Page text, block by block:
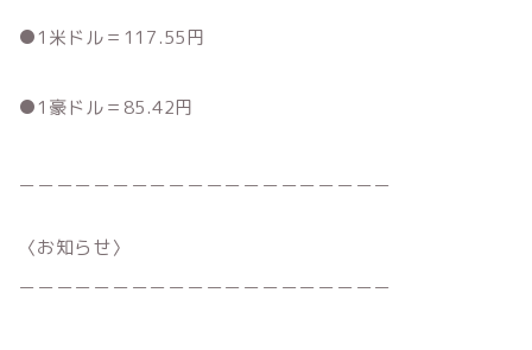
●1米ドル＝117.55円
●1豪ドル＝85.42円
〈お知らせ〉